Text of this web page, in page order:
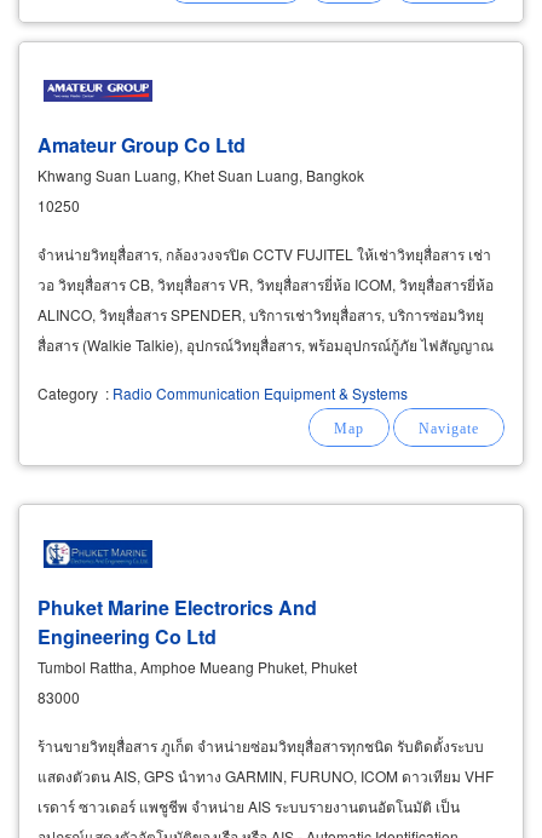
Amateur Group Co Ltd
Khwang Suan Luang, Khet Suan Luang, Bangkok
10250
จำหน่ายวิทยุสื่อสาร, กล้องวงจรปิด CCTV FUJITEL ให้เช่าวิทยุสื่อสาร เช่า
วอ วิทยุสื่อสาร CB, วิทยุสื่อสาร VR, วิทยุสื่อสารยี่ห้อ ICOM, วิทยุสื่อสารยี่ห้อ
ALINCO, วิทยุสื่อสาร SPENDER, บริการเช่าวิทยุสื่อสาร, บริการซ่อมวิทยุ
สื่อสาร (Walkie Talkie), อุปกรณ์วิทยุสื่อสาร, พร้อมอุปกรณ์กู้ภัย ไฟสัญญาณ
Category : Radio Communication Equipment & Systems
Phuket Marine Electrorics And
Engineering Co Ltd
Tumbol Rattha, Amphoe Mueang Phuket, Phuket
83000
ร้านขายวิทยุสื่อสาร ภูเก็ต จำหน่ายซ่อมวิทยุสื่อสารทุกชนิด รับติดตั้งระบบ
แสดงตัวตน AIS, GPS นำทาง GARMIN, FURUNO, ICOM ดาวเทียม VHF
เรดาร์ ซาวเดอร์ แพชูชีพ จำหน่าย AIS ระบบรายงานตนอัตโนมัติ เป็น